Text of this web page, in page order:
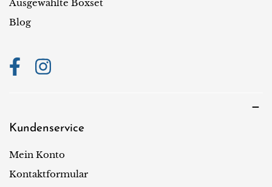
Ausgewählte Boxset
Blog
Kundenservice
Mein Konto
Kontaktformular